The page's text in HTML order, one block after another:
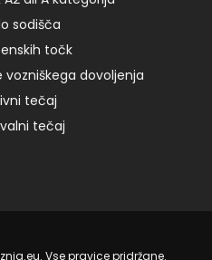
sodišča
točk
dovoljenja
tečaj
tečaj
Vse pravice pridržane.